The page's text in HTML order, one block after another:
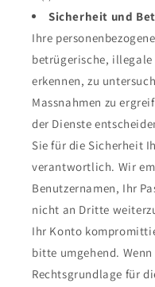
Sicherheit und
Ihre
betrügerische,
erkennen, zu
Massnahmen zu
der Dienste
Sie für die Sicherheit
verantwortlich. Wir
Benutzernamen, Ihr
nicht an Dritte
Ihr Konto
bitte umgehend.
Rechtsgrundlage für